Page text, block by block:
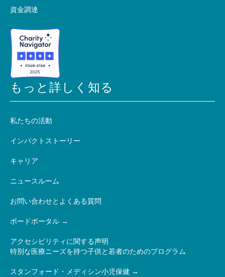
資金調達
もっと詳しく知る
私たちの活動
インパクトストーリー
キャリア
ニュースルーム
お問い合わせとよくある質問
ボードポータル
アクセシビリティに関する声明
特別な医療ニーズを持つ子供と若者のためのプログラム
スタンフォード・メディシン小児保健